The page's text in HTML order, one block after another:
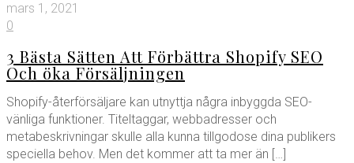
mars 1, 2021
0
3 Bästa Sätten Att Förbättra Shopify SEO
Och öka Försäljningen
Shopify-återförsäljare kan utnyttja några inbyggda SEO-
vänliga funktioner. Titeltaggar, webbadresser och
metabeskrivningar skulle alla kunna tillgodose dina publikers
speciella behov. Men det kommer att ta mer än […]